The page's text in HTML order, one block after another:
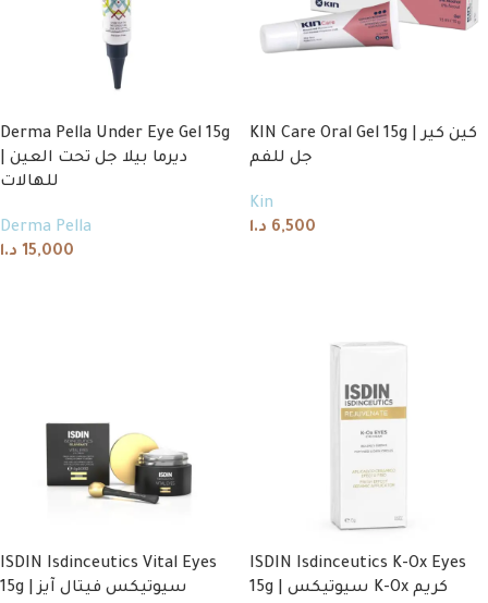
Derma Pella Under Eye Gel 15g
للهالات
Derma Pella
15,000 د.ا
KIN Care Oral Gel 15g | كين كير
جل للفم
Kin
6,500 د.ا
ISDIN Isdinceutics Vital Eyes
15g | سيوتيكس فيتال آيز
ISDIN Isdinceutics K-Ox Eyes
15g | سيوتيكس K-Ox كريم